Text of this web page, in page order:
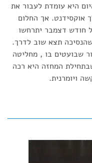
היא עומדת לעבור את
אוקסידנט. אך החלום
חודש דצמבר יתרחשו
תצא שוב לדרך.
שבועטים בו , מחליטה
המחזה היא רכה
ויומרנית.